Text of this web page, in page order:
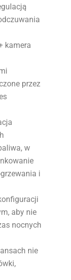
kamera
przez
w
i
aby nie
nocnych
nie